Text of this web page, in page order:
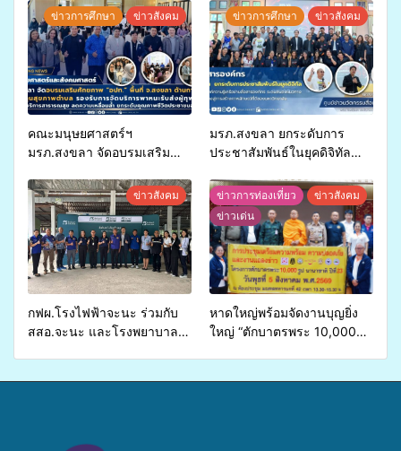
ข่าวการศึกษา ข่าวสังคม
คณะมนุษยศาสตร์ฯ
มรภ.สงขลา จัดอบรมเสริม
จ่ายงบกองทุนสุขภาพตำบล
รองรับการจัดบริการพาหนะรับ
ส่งผู้ทุพพลภาพเพื่อเข้ารับ
บริการสาธารณสุข ลดความ
เหลื่อมล้ำ ยกระดับคุณภาพ
ชีวิตประชาชนอย่างยั่งยืน
ข่าวการศึกษา ข่าวสังคม
มรภ.สงขลา ยกระดับการ
ประชาสัมพันธ์ในยุคดิจิทัล
ข่ายสื่อสารองค์กร ระดมสมอง
วางแนวทางการทำงาน ปูทาง
สู่การสร้างภาพลักษณ์ที่ดีของ
มหาวิทยาลัย
ข่าวสังคม
กฟผ.โรงไฟฟ้าจะนะ ร่วมกับ
สสอ.จะนะ และโรงพยาบาล
ข่าวการท่องเที่ยว
ข่าวสังคม
ข่าวเด่น
หาดใหญ่พร้อมจัดงานบุญยิ่ง
ใหญ่ “ตักบาตรพระ 10,000